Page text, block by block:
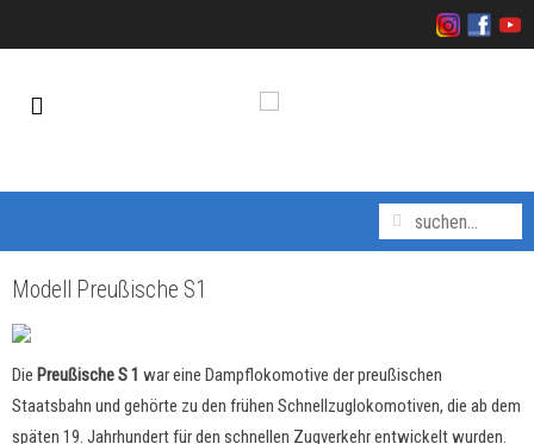
Modell Preußische S1
Die Preußische S 1 war eine Dampflokomotive der preußischen
Staatsbahn und gehörte zu den frühen Schnellzuglokomotiven, die ab dem
späten 19. Jahrhundert für den schnellen Zugverkehr entwickelt wurden.